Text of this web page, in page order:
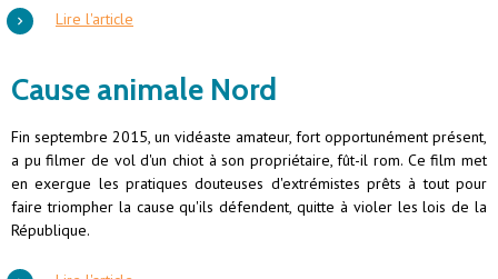
Lire l'article
Cause animale Nord
Fin septembre 2015, un vidéaste amateur, fort opportunément présent,
a pu filmer de vol d'un chiot à son propriétaire, fût-il rom. Ce film met
en exergue les pratiques douteuses d'extrémistes prêts à tout pour
faire triompher la cause qu'ils défendent, quitte à violer les lois de la
République.